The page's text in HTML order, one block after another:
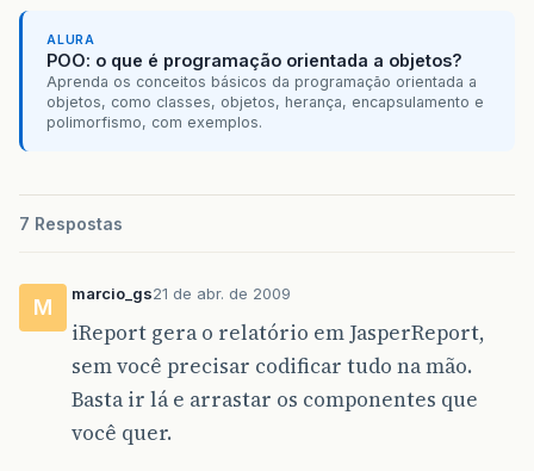
ALURA
POO: o que é programação orientada a objetos?
Aprenda os conceitos básicos da programação orientada a
objetos, como classes, objetos, herança, encapsulamento e
polimorfismo, com exemplos.
7 Respostas
M
marcio_gs21 de abr. de 2009
iReport gera o relatório em JasperReport,
sem você precisar codificar tudo na mão.
Basta ir lá e arrastar os componentes que
você quer.